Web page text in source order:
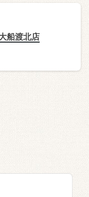
船渡北店